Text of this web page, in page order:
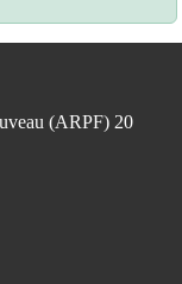
(ARPF) 20